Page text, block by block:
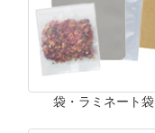
袋・ラミネート袋